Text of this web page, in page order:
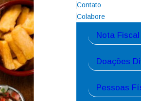
Contato
Colabore
Nota
Doações
Pessoas
IMG-